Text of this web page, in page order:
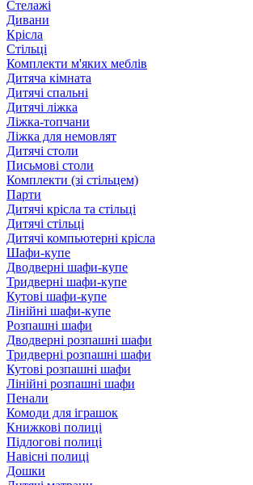
Стелажі
Дивани
Крісла
Стільці
Комплекти м'яких меблів
Дитяча кімната
Дитячі спальні
Дитячі ліжка
Ліжка-топчани
Ліжка для немовлят
Дитячі столи
Письмові столи
Комплекти (зі стільцем)
Парти
Дитячі крісла та стільці
Дитячі стільці
Дитячі компьютерні крісла
Шафи-купе
Дводверні шафи-купе
Тридверні шафи-купе
Кутові шафи-купе
Лінійні шафи-купе
Розпашні шафи
Дводверні розпашні шафи
Тридверні розпашні шафи
Кутові розпашні шафи
Лінійні розпашні шафи
Пенали
Комоди для іграшок
Книжкові полиці
Підлогові полиці
Навісні полиці
Дошки